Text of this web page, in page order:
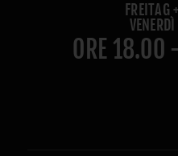
FREITAG
ORE 18.00